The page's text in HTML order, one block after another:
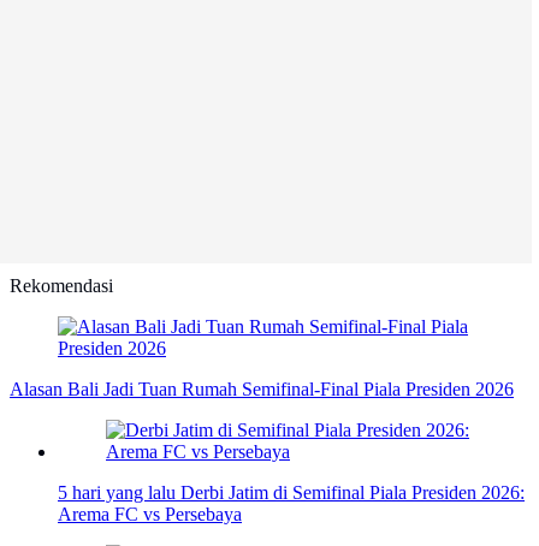
Rekomendasi
Alasan Bali Jadi Tuan Rumah Semifinal-Final Piala Presiden 2026
5 hari yang lalu Derbi Jatim di Semifinal Piala Presiden 2026:
Arema FC vs Persebaya